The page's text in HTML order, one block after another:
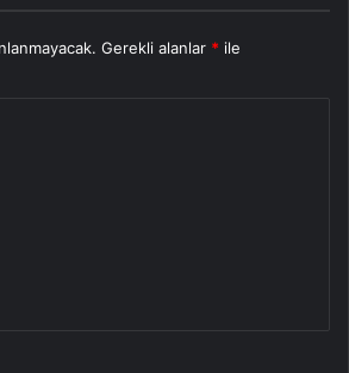
Gerekli alanlar * ile